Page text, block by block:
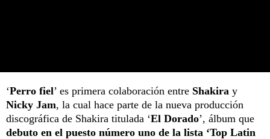
‘Perro fiel’ es primera colaboración entre Shakira y
Nicky Jam, la cual hace parte de la nueva producción
discográfica de Shakira titulada ‘El Dorado’, álbum que
debuto en el puesto número uno de la lista ‘Top Latin